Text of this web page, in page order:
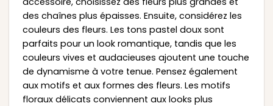
des chaînes plus épaisses. Ensuite, considérez les
couleurs des fleurs. Les tons pastel doux sont
parfaits pour un look romantique, tandis que les
couleurs vives et audacieuses ajoutent une touche
de dynamisme à votre tenue. Pensez également
aux motifs et aux formes des fleurs. Les motifs
floraux délicats conviennent aux looks plus